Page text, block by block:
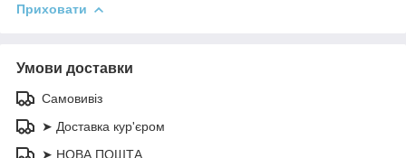
Приховати
Умови доставки
Самовивіз
➤ Доставка кур'єром
➤ НОВА ПОШТА